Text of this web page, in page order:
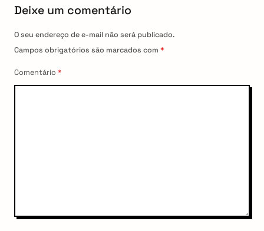
i
o
n
Deixe um comentário
O seu endereço de e-mail não será publicado.
Campos obrigatórios são marcados com *
Comentário *